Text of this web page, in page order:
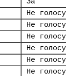
Не
Не
Не
Не
Не
Не